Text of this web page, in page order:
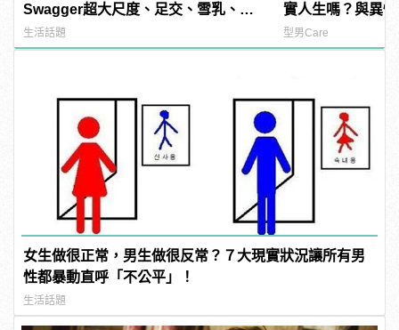
Swagger超大尺度、足交、雪乳、粉
紅海鮮通通有，親自教你人與人的連
結！ | manfashion這樣變型男
生活話題
實人生嗎？與異
加分」的11招作
型男Care
女生做很正常，男生做很反常？７大現實狀況讓所有男
性都暴動直呼「不公平」！
生活話題